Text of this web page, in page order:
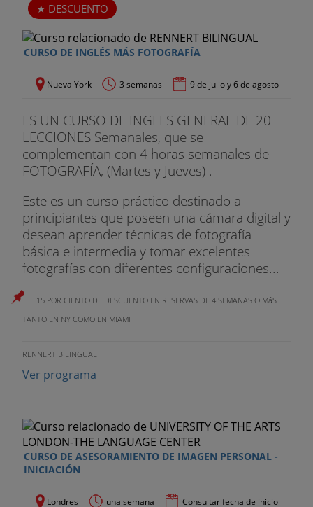
. Acceso a internet y WiFi
. Materiales básicos incluidos, excepto cuaderno
para los trabajos prácticos, podrás comprarlo en
Londres.
. Acceso a la sala de auto-estudio
. Certificado final del curso
El programa no incluye
. Billete de avión
. Recogida en aeropuerto (opcional)
. Seguro médico
DESCUENTO
CURSO DE INGLÉS MÁS FOTOGRAFÍA
Nueva York 3 semanas 9 de julio y 6 de agosto
ES UN CURSO DE INGLES GENERAL DE 20
LECCIONES Semanales, que se
complementan con 4 horas semanales de
FOTOGRAFÍA, (Martes y Jueves) .
Este es un curso práctico destinado a
principiantes que poseen una cámara digital y
desean aprender técnicas de fotografía
básica e intermedia y tomar excelentes
fotografías con diferentes configuraciones...
15 POR CIENTO DE DESCUENTO EN RESERVAS DE 4 SEMANAS O MáS
TANTO EN NY COMO EN MIAMI
RENNERT BILINGUAL
Ver programa
CURSO DE ASESORAMIENTO DE IMAGEN PERSONAL -
INICIACIÓN
Londres una semana Consultar fecha de inicio